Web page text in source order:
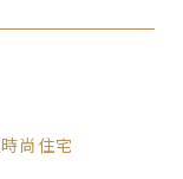
尚住宅